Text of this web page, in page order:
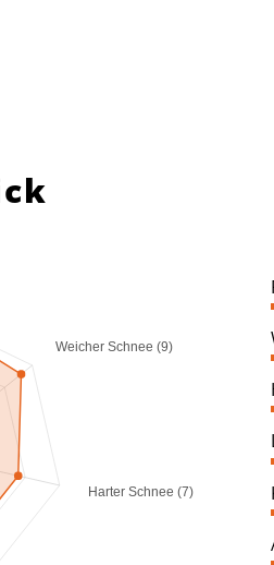
Weicher Schnee (9)
Harter Schnee (7)